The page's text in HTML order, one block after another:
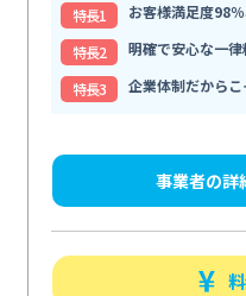
特⻑1
お客様満足度98
特⻑2
明確で安心な一
特⻑3
企業体制だから
事業者の詳